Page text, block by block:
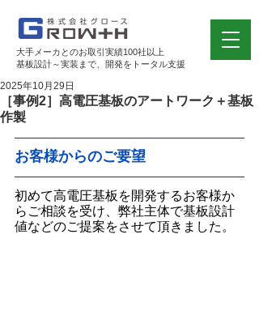
大手メーカとのお取引実績100社以上
基板設計～実装まで、開発をトータル支援
［事例2］高電圧基板のアートワーク＋基板
作製
2025年10月29日
お客様からのご要望
初めて高電圧基板を開発するお客様か
らご相談を受け、弊社主体で基板設計
値などのご提案をさせて頂きました。